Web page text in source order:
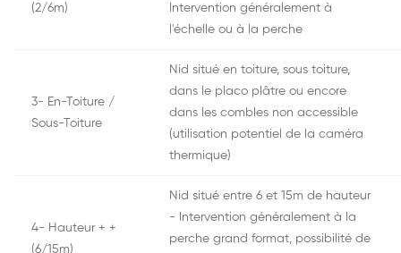
(2/6m)
Intervention généralement à
l'échelle ou à la perche
3- En-Toiture /
Sous-Toiture
Nid situé en toiture, sous toiture,
dans le placo plâtre ou encore
dans les combles non accessible
(utilisation potentiel de la caméra
thermique)
4- Hauteur + +
(6/15m)
Nid situé entre 6 et 15m de hauteur
- Intervention généralement à la
perche grand format, possibilité de